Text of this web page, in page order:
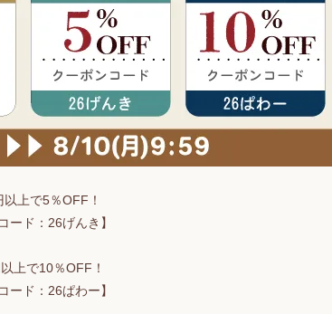
上で5％OFF！
ード：26げんき】
上で10％OFF！
ード：26ぱわー】